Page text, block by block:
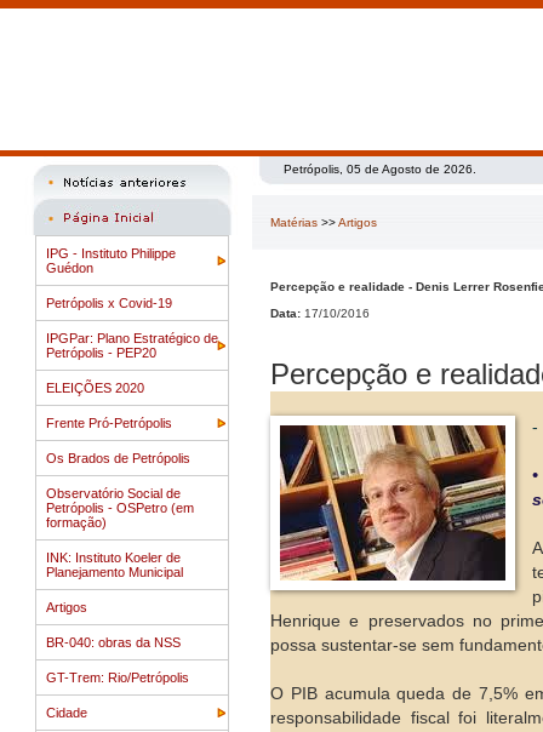
IPG - Instituto Philippe
Guédon
Petrópolis x Covid-19
IPGPar: Plano Estratégico de
Petrópolis - PEP20
ELEIÇÕES 2020
Frente Pró-Petrópolis
Os Brados de Petrópolis
Observatório Social de
Petrópolis - OSPetro (em
formação)
INK: Instituto Koeler de
Planejamento Municipal
Artigos
BR-040: obras da NSS
GT-Trem: Rio/Petrópolis
Cidade
Petrópolis, 05 de Agosto de 2026.
Matérias >>Artigos
Percepção e realidade - Denis Lerrer
Data: 17/10/2016
Percepção e
-
Henrique e preservados no
possa sustentar-se sem
O PIB acumula queda de 7,5%
responsabilidade fiscal foi